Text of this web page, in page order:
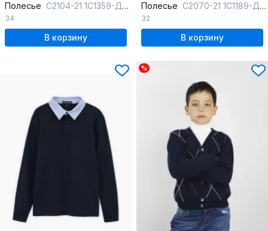
Полесье С2104-21 1С1359-Д43 134,140 м.синий
34
В корзину
Полесье С2070-21 1С1189-Д43 122,128 т.синий
32
В корзину
%